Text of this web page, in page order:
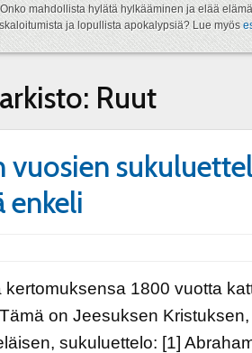
mahdollista hylätä hylkääminen ja elää
ja lopullista apokalypsiä? Lue myös
Ruut
vuosien
enkeli
kertomuksensa 1800 vuotta
on Jeesuksen
sukuluettelo: [1]